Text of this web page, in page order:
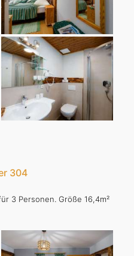
304
3 Personen. Größe 16,4m²